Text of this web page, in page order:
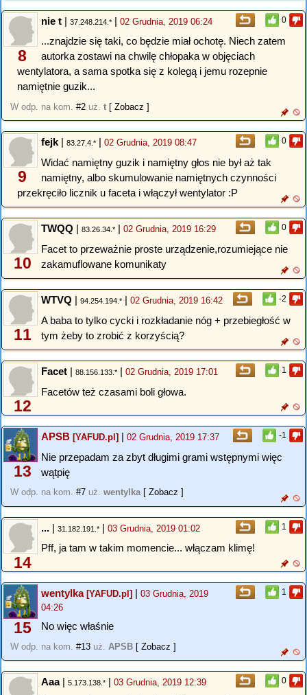
0
8
nie t | 37.248.214.* | 02 Grudnia, 2019 06:24
...znajdzie się taki, co będzie miał ochotę. Niech zatem
autorka zostawi na chwilę chłopaka w objęciach
wentylatora, a sama spotka się z kolegą i jemu rozepnie
namiętnie guzik...
W odp. na kom. #2 uż. t [ Zobacz ]
0
9
fejk | 83.27.4.* | 02 Grudnia, 2019 08:47
Widać namiętny guzik i namiętny głos nie był aż tak
namiętny, albo skumulowanie namiętnych czynności
przekręciło licznik u faceta i włączył wentylator :P
0
10
TWQQ | 83.26.34.* | 02 Grudnia, 2019 16:29
Facet to przeważnie proste urządzenie,rozumiejące nie
zakamuflowane komunikaty
-2
11
WTVQ | 94.254.194.* | 02 Grudnia, 2019 16:42
A baba to tylko cycki i rozkładanie nóg + przebiegłość w
tym żeby to zrobić z korzyścią?
1
12
Facet | 88.156.133.* | 02 Grudnia, 2019 17:01
Facetów też czasami boli głowa.
-1
13
APSB [YAFUD.pl] | 02 Grudnia, 2019 17:37
Nie przepadam za zbyt długimi grami wstępnymi więc
wątpię
W odp. na kom. #7 uż. wentylka [ Zobacz ]
1
14
... | 31.182.191.* | 03 Grudnia, 2019 01:02
Pff, ja tam w takim momencie... włączam klimę!
1
15
wentylka[YAFUD.pl] | 03 Grudnia, 2019
04:26
No więc właśnie
W odp. na kom. #13 uż. APSB [ Zobacz ]
0
Aaa| 5.173.138.* | 03 Grudnia, 2019 12:39